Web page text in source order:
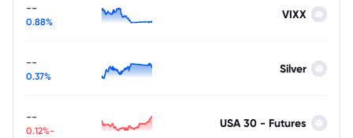
VIXX
--
0.88%
Silver
--
0.37%
USA 30 - Futures
--
-0.12%